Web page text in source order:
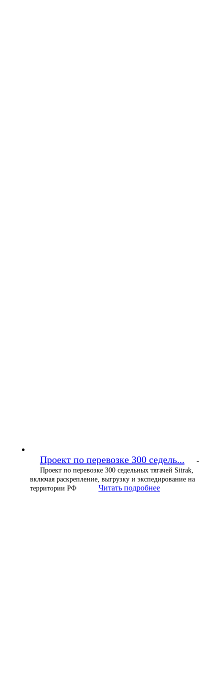
Проект по перевозке 300 седель... -
Проект по перевозке 300 седельных тягачей Sitrak,
включая раскрепление, выгрузку и экспедирование на
территории РФ
Читать подробнее